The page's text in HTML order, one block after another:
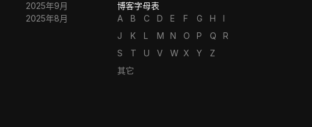
2025年9月
2025年8月
博客字母表
A
B C D E F G H
I
J
K L M N O P Q
R
S
T U V W X Y
Z
其它